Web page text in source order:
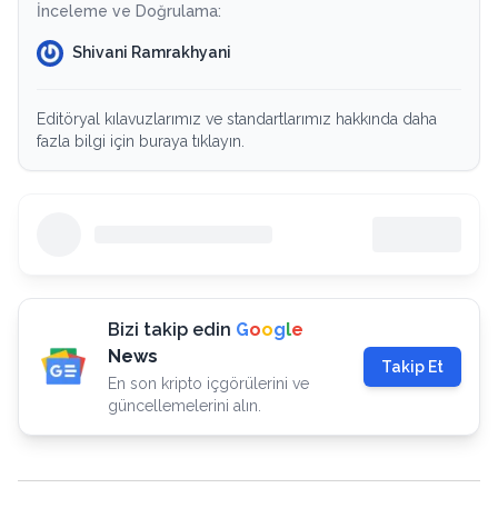
İnceleme ve Doğrulama:
Shivani Ramrakhyani
Editöryal kılavuzlarımız ve standartlarımız hakkında daha
fazla bilgi için buraya tıklayın.
Bizi takip edin Google
News
En son kripto içgörülerini ve
güncellemelerini alın.
Takip Et